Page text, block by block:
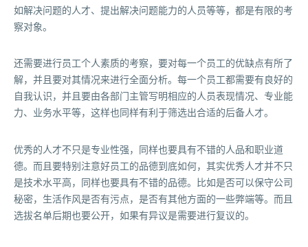
如解决问题的人才、提出解决问题能力的人员等等，都是有限的考
察对象。
还需要进行员工个人素质的考察，要对每一个员工的优缺点有所了
解，并且要对其情况来进行全面分析。每一个员工都需要有良好的
自我认识，并且要由各部门主管写明相应的人员表现情况、专业能
力、业务水平等，这样也同样有利于筛选出合适的后备人才。
优秀的人才不只是专业性强，同样也要具有不错的人品和职业道
德。而且要特别注意好员工的品德到底如何，其实优秀人才并不只
是技术水平高，同样也要具有不错的品德。比如是否可以保守公司
秘密，生活作风是否有污点，是否有其他方面的一些弊端等。而且
选拔名单后期也要公开，如果有异议是需要进行复议的。